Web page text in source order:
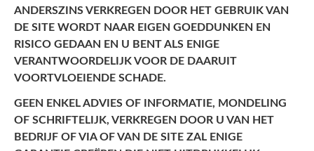
ANDERSZINS VERKREGEN DOOR HET GEBRUIK VAN
DE SITE WORDT NAAR EIGEN GOEDDUNKEN EN
RISICO GEDAAN EN U BENT ALS ENIGE
VERANTWOORDELIJK VOOR DE DAARUIT
VOORTVLOEIENDE SCHADE.
GEEN ENKEL ADVIES OF INFORMATIE, MONDELING
OF SCHRIFTELIJK, VERKREGEN DOOR U VAN HET
BEDRIJF OF VIA OF VAN DE SITE ZAL ENIGE